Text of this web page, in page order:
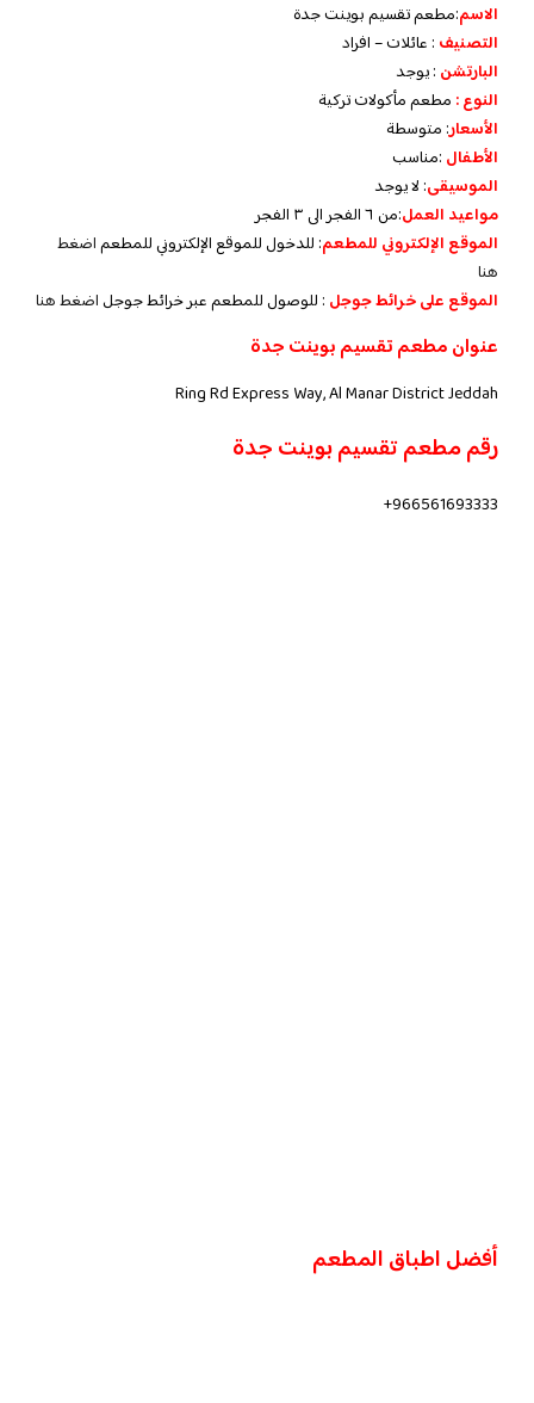
الاسم:مطعم تقسيم بوينت جدة
التصنيف : عائلات – افراد
البارتشن : يوجد
النوع : مطعم مأكولات تركية
الأسعار: متوسطة
الأطفال :مناسب
الموسيقى: لا يوجد
مواعيد العمل:من ٦ الفجر الى ٣ الفجر
الموقع الإلكتروني للمطعم: للدخول للموقع الإلكتروني للمطعماضغط
هنا
الموقع على خرائط جوجل : للوصول للمطعم عبر خرائط جوجل اضغط هنا
عنوان مطعم تقسيم بوينت جدة
Ring Rd Express Way, Al Manar District Jeddah
رقم مطعم تقسيم بوينت جدة
966561693333+
أفضل اطباق المطعم